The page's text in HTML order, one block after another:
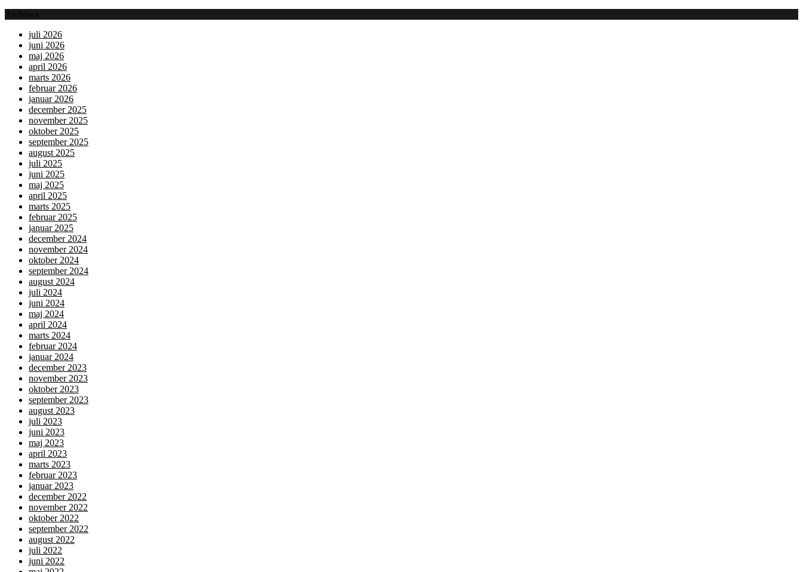
Archives
juli 2026
juni 2026
maj 2026
april 2026
marts 2026
februar 2026
januar 2026
december 2025
november 2025
oktober 2025
september 2025
august 2025
juli 2025
juni 2025
maj 2025
april 2025
marts 2025
februar 2025
januar 2025
december 2024
november 2024
oktober 2024
september 2024
august 2024
juli 2024
juni 2024
maj 2024
april 2024
marts 2024
februar 2024
januar 2024
december 2023
november 2023
oktober 2023
september 2023
august 2023
juli 2023
juni 2023
maj 2023
april 2023
marts 2023
februar 2023
januar 2023
december 2022
november 2022
oktober 2022
september 2022
august 2022
juli 2022
juni 2022